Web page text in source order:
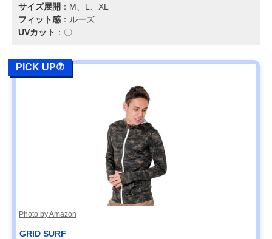
サイズ展開 ：M、L、XL
フィット感 ：ルーズ
UVカット ：〇
PICK UP⑦
Photo by Amazon
GRID SURF